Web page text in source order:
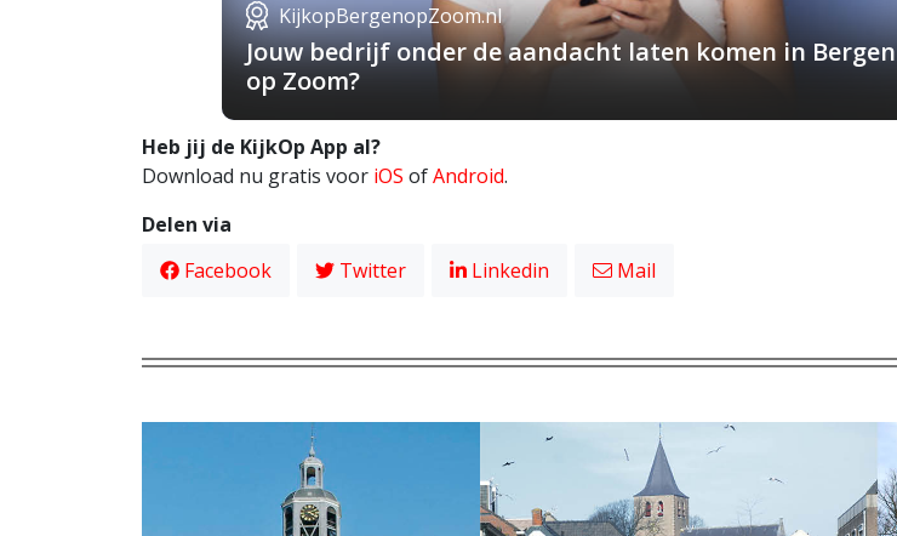
KijkopBergenopZoom.nl
Jouw bedrijf onder de aandacht laten komen in Bergen
op Zoom?
Heb jij de KijkOp App al?
Download nu gratis voor iOS ofAndroid.
Delen via
Facebook
Twitter Linkedin Mail